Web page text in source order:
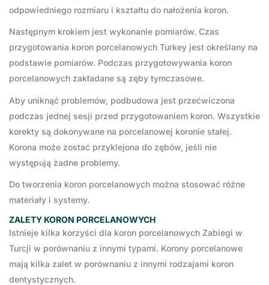
odpowiedniego rozmiaru i kształtu do nałożenia koron.
Następnym krokiem jest wykonanie pomiarów. Czas
przygotowania koron porcelanowych Turkey jest określany na
podstawie pomiarów. Podczas przygotowywania koron
porcelanowych zakładane są zęby tymczasowe.
Aby uniknąć problemów, podbudowa jest przećwiczona
podczas jednej sesji przed przygotowaniem koron. Wszystkie
korekty są dokonywane na porcelanowej koronie stałej.
Korona może zostać przyklejona do zębów, jeśli nie
występują żadne problemy.
Do tworzenia koron porcelanowych można stosować różne
materiały i systemy.
ZALETY KORON PORCELANOWYCH
Istnieje kilka korzyści dla koron porcelanowych Zabiegi w
Turcji w porównaniu z innymi typami. Korony porcelanowe
mają kilka zalet w porównaniu z innymi rodzajami koron
dentystycznych.